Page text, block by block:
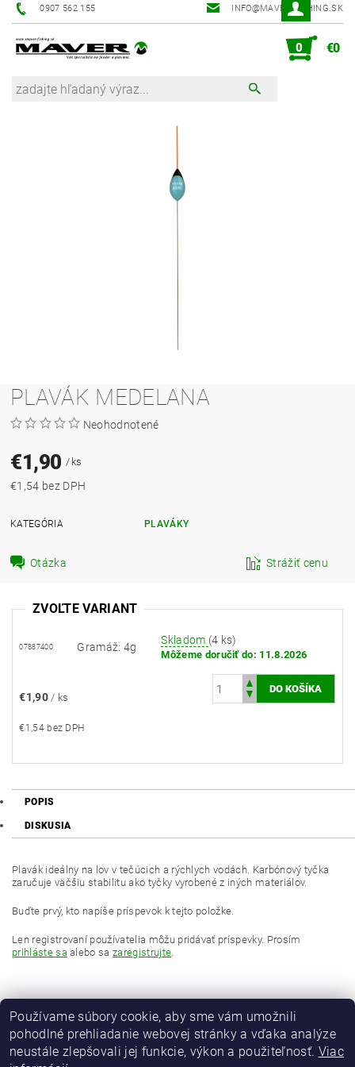
0907 562 155 INFO@MAVER-FISHING.SK
0 €0
PLAVÁK MEDELANA
Neohodnotené
€1,90/ ks
€1,54 bez DPH
KATEGÓRIA PLAVÁKY
Otázka Strážiť cenu
ZVOĽTE VARIANT
07887400 Gramáž: 4g
Skladom (4 ks)
Môžeme doručiť do: 11.8.2026
€1,90 / ks
€1,54 bez DPH
POPIS
DISKUSIA
Plavák ideálny na lov v tečúcich a rýchlych vodách. Karbónový tyčka
zaručuje väčšiu stabilitu ako tyčky vyrobené z iných materiálov.
Buďte prvý, kto napíše príspevok k tejto položke.
Len registrovaní používatelia môžu pridávať príspevky. Prosím
prihláste sa alebo sazaregistrujte.
Používame súbory cookie, aby sme vám umožnili
pohodlné prehliadanie webovej stránky a vďaka analýze
neustále zlepšovali jej funkcie, výkon a použiteľnosť. Viac